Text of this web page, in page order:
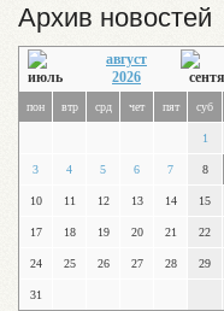
Архив новостей
август
2026
пон втр срд чет пят суб
1
3 4 5 6 7 8
10 11 12 13 14 15
17 18 19 20 21 22
24 25 26 27 28 29
31